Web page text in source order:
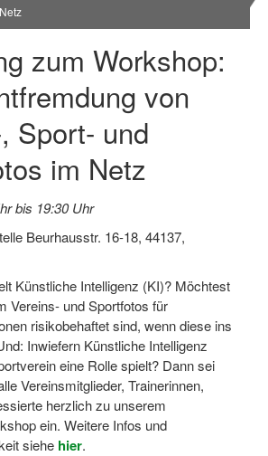
SSB Dortmund
Dortmund
Sport
zum Workshop:
von
Sport- und
im Netz
bis 19:30 Uhr
Beurhausstr. 16-18, 44137,
Künstliche Intelligenz (KI)? Möchtest
Vereins- und Sportfotos für
risikobehaftet sind, wenn diese ins
Inwiefern Künstliche Intelligenz
eine Rolle spielt? Dann sei
Vereinsmitglieder, Trainerinnen,
herzlich zu unserem
ein. Weitere Infos und
siehe hier.